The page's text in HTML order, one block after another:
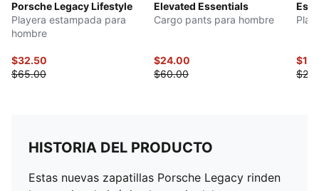
Porsche Legacy Lifestyle
Playera estampada para
hombre
$32.50
$65.00
Elevated Essentials
Cargo pants para hombre
$24.00
$60.00
HISTORIA DEL PRODUCTO
Estas nuevas zapatillas Porsche Legacy rinden